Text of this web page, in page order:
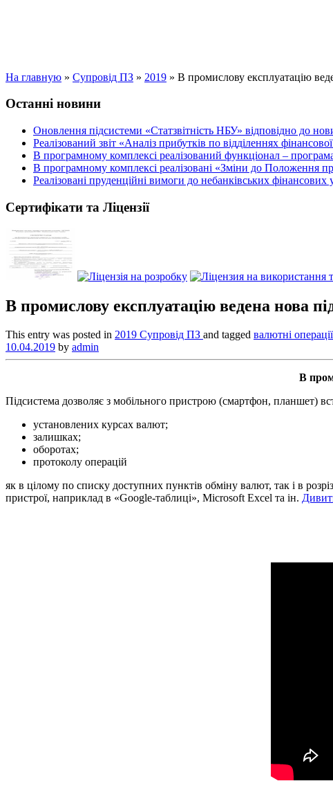
На главную » Супровід ПЗ » 2019 » В промислову експлуатацію
Останні новини
Оновлення підсистеми «Статзвітність НБУ» відповідно до
Реалізований звіт «Аналіз прибутків по відділеннях
В програмному комплексі реалізований функціонал –
В програмному комплексі реалізовані «Зміни до Положення
Реалізовані пруденційні вимоги до небанківських фінансових
Сертифікати та Ліцензії
В промислову експлуатацію ведена нова
This entry was posted in 2019 Супровід ПЗ and tagged валютні операції
10.04.2019 by admin
В
Підсистема дозволяє з мобільного пристрою (смартфон, планшет)
установлених курсах валют;
залишках;
оборотах;
протоколу операцій
як в цілому по списку доступних пунктів обміну валют, так і в
пристрої, наприклад в «Google-таблиці», Microsoft Excel та ін.